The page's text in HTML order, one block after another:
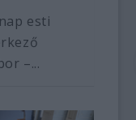
esti
–...